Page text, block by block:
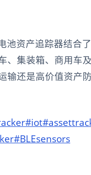
池资产追踪器结合
、集装箱、商用车
输还是高价值资产
#iot
#BLEsensors